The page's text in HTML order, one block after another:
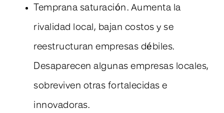
Temprana saturación. Aumenta la
rivalidad local, bajan costos y se
reestructuran empresas débiles.
Desaparecen algunas empresas locales,
sobreviven otras fortalecidas e
innovadoras.